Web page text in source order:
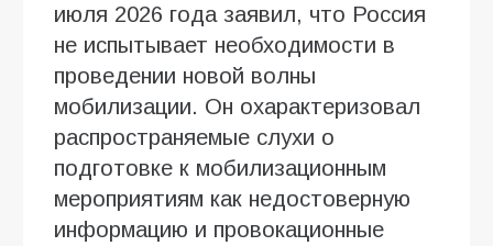
июля 2026 года заявил, что Россия
не испытывает необходимости в
проведении новой волны
мобилизации. Он охарактеризовал
распространяемые слухи о
подготовке к мобилизационным
мероприятиям как недостоверную
информацию и провокационные